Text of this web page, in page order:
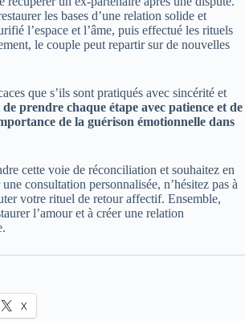
les bases d’une relation solide et
l’espace et l’âme, puis effectué les rituels
le couple peut repartir sur de nouvelles
que s’ils sont pratiqués avec sincérité et
de prendre chaque étape avec patience et de
de la guérison émotionnelle dans
cette voie de réconciliation et souhaitez en
consultation personnalisée, n’hésitez pas à
votre rituel de retour affectif. Ensemble,
l’amour et à créer une relation
X